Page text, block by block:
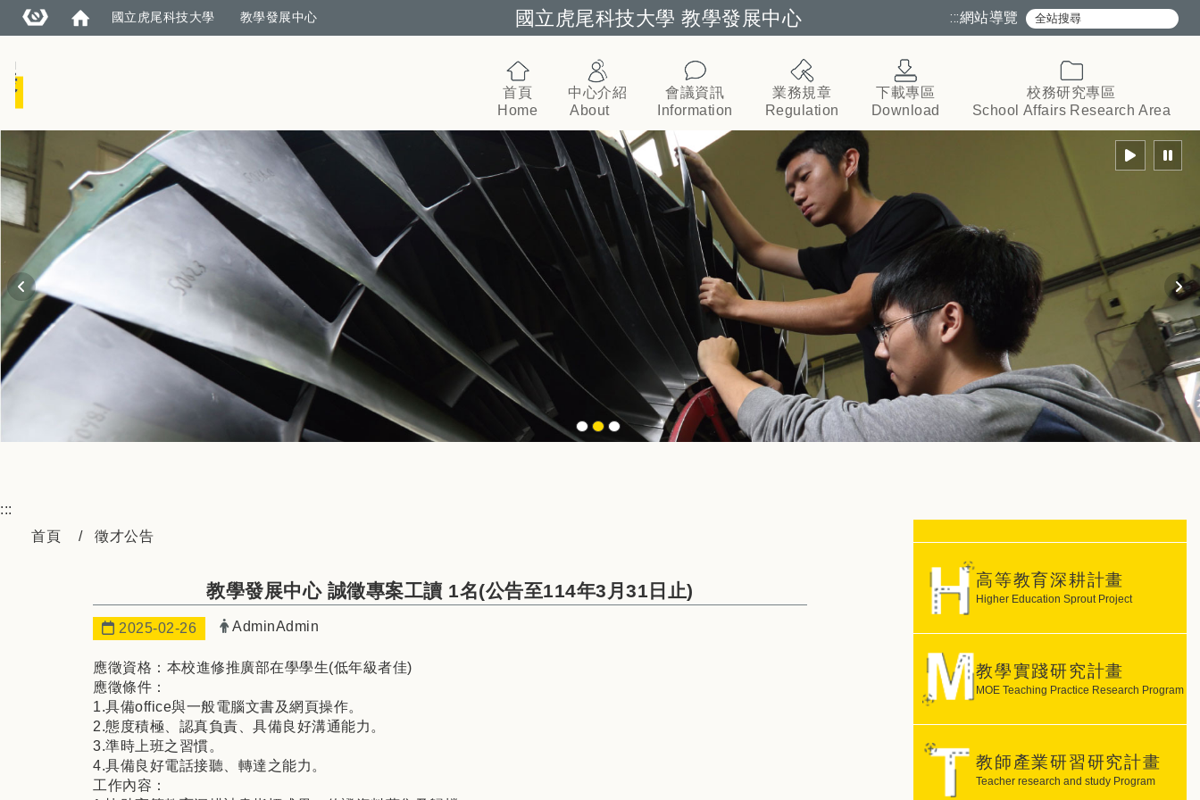
國立虎尾科技大學 教學發展中心 國立虎尾科技大學 教學發展中心 :::網站導覽
跳到主要內容
首頁
Home
中心介紹
About
會議資訊
Information
業務規章
Regulation
下載專區
Download
校務研究專區
School Affairs Research Area
:::
首頁
徵才公告
教學發展中心 誠徵專案工讀 1名(公告至114年3月31日止)
日期：
2025-02-26 發布者：
AdminAdmin
應徵資格：本校進修推廣部在學學生(低年級者佳)
應徵條件：
1.具備office與一般電腦文書及網頁操作。
2.態度積極、認真負責、具備良好溝通能力。
3.準時上班之習慣。
4.具備良好電話接聽、轉達之能力。
工作內容：
高等教育深耕計畫
Higher Education Sprout Project
教學實踐研究計畫
MOE Teaching Practice Research Program
教師產業研習研究計畫
Teacher research and study Program